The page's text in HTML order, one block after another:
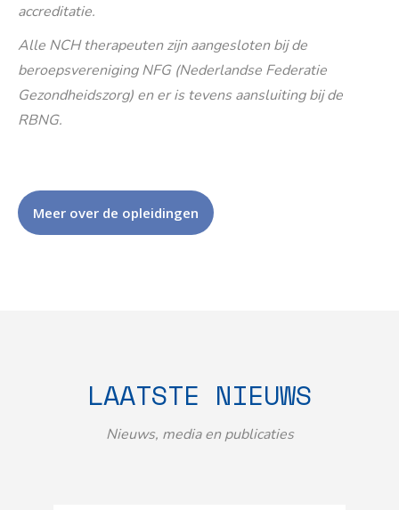
accreditatie.
Alle NCH therapeuten zijn aangesloten bij de
beroepsvereniging NFG (Nederlandse Federatie
Gezondheidszorg) en er is tevens aansluiting bij de
RBNG.
Meer over de opleidingen
LAATSTE NIEUWS
Nieuws, media en publicaties